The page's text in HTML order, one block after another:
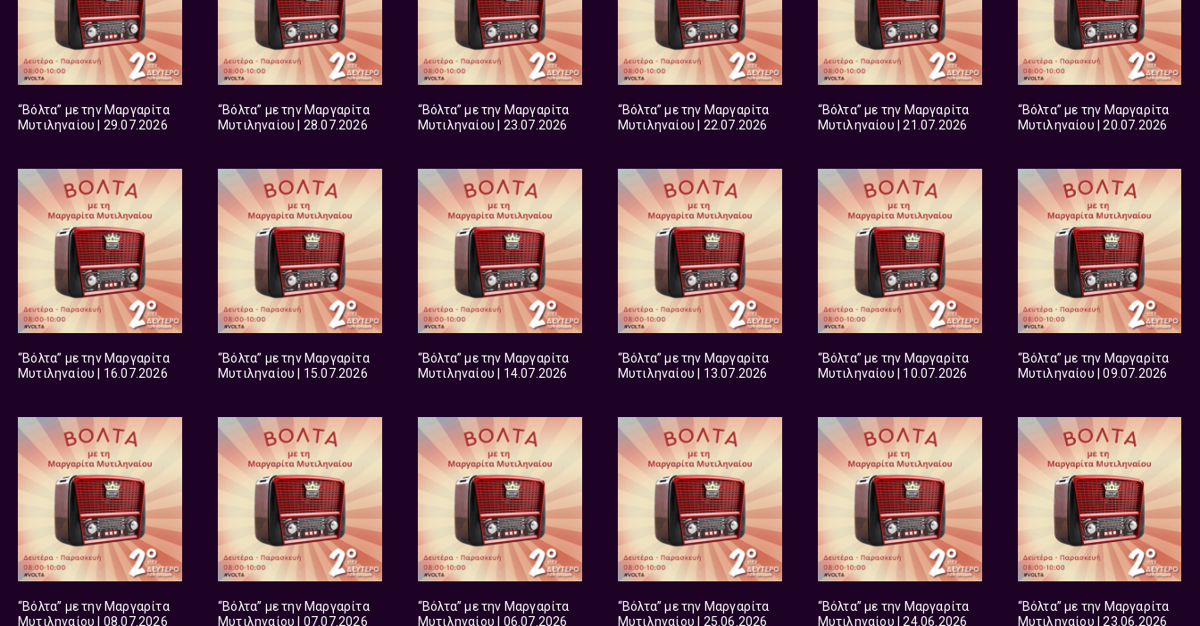
“Βόλτα” με την Μαργαρίτα
Μυτιληναίου | 29.07.2026
“Βόλτα” με την Μαργαρίτα
Μυτιληναίου | 28.07.2026
“Βόλτα” με την Μαργαρίτα
Μυτιληναίου | 23.07.2026
“Βόλτα” με την Μαργαρίτα
Μυτιληναίου | 22.07.2026
“Βόλτα” με την Μαργαρίτα
Μυτιληναίου | 21.07.2026
“Βόλτα” με την Μαργαρίτα
Μυτιληναίου | 20.07.2026
“Βόλτα” με την Μαργαρίτα
Μυτιληναίου | 16.07.2026
“Βόλτα” με την Μαργαρίτα
Μυτιληναίου | 15.07.2026
“Βόλτα” με την Μαργαρίτα
Μυτιληναίου | 14.07.2026
“Βόλτα” με την Μαργαρίτα
Μυτιληναίου | 13.07.2026
“Βόλτα” με την Μαργαρίτα
Μυτιληναίου | 10.07.2026
“Βόλτα” με την Μαργαρίτα
Μυτιληναίου | 09.07.2026
“Βόλτα” με την Μαργαρίτα
Μυτιληναίου | 08.07.2026
“Βόλτα” με την Μαργαρίτα
Μυτιληναίου | 07.07.2026
“Βόλτα” με την Μαργαρίτα
Μυτιληναίου | 06.07.2026
“Βόλτα” με την Μαργαρίτα
Μυτιληναίου | 25.06.2026
“Βόλτα” με την Μαργαρίτα
Μυτιληναίου | 24.06.2026
“Βόλτα” με την Μαργαρίτα
Μυτιληναίου | 23.06.2026